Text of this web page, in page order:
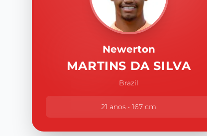
Newerton
MARTINS DA SILVA
Brazil
21 anos • 167 cm